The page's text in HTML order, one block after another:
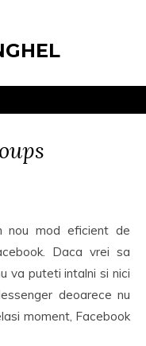
nou mod eficient de
Daca vrei sa
va puteti intalni si nici
deoarece nu
moment, Facebook